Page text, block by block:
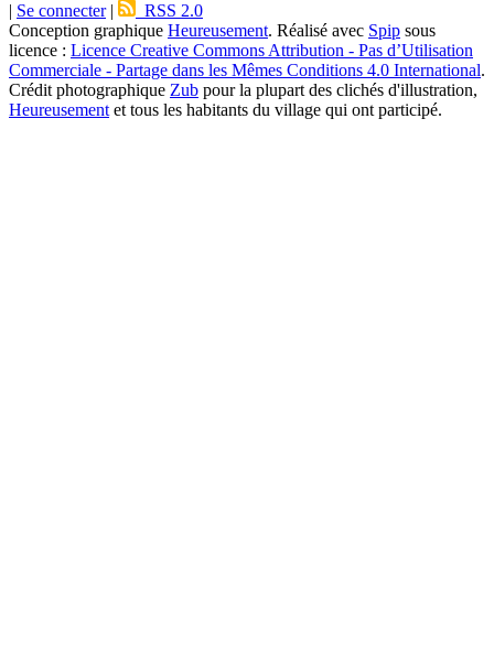
| Se connecter|
RSS 2.0
Conception graphique Heureusement. Réalisé avec Spip sous
licence : Licence Creative Commons Attribution - Pas d’Utilisation
Commerciale - Partage dans les Mêmes Conditions 4.0 International.
Crédit photographique Zub pour la plupart des clichés d'illustration,
Heureusementet tous les habitants du village qui ont participé.